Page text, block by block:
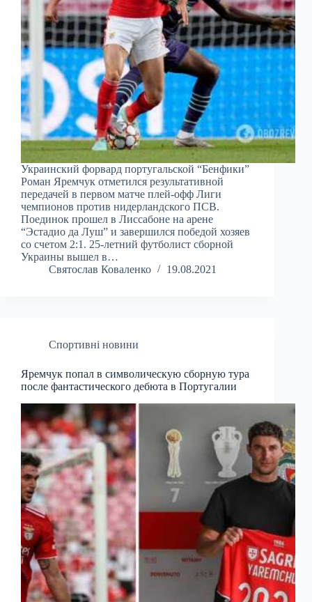
Украинский форвард португальской “Бенфики”
Роман Яремчук отметился результативной
передачей в первом матче плей-офф Лиги
чемпионов против нидерландского ПСВ.
Поединок прошел в Лиссабоне на арене
“Эстадио да Луш” и завершился победой хозяев
со счетом 2:1. 25-летний футболист сборной
Украины вышел в…
Святослав Коваленко
19.08.2021
Спортивні новини
Яремчук попал в символическую сборную тура
после фантастического дебюта в Португалии